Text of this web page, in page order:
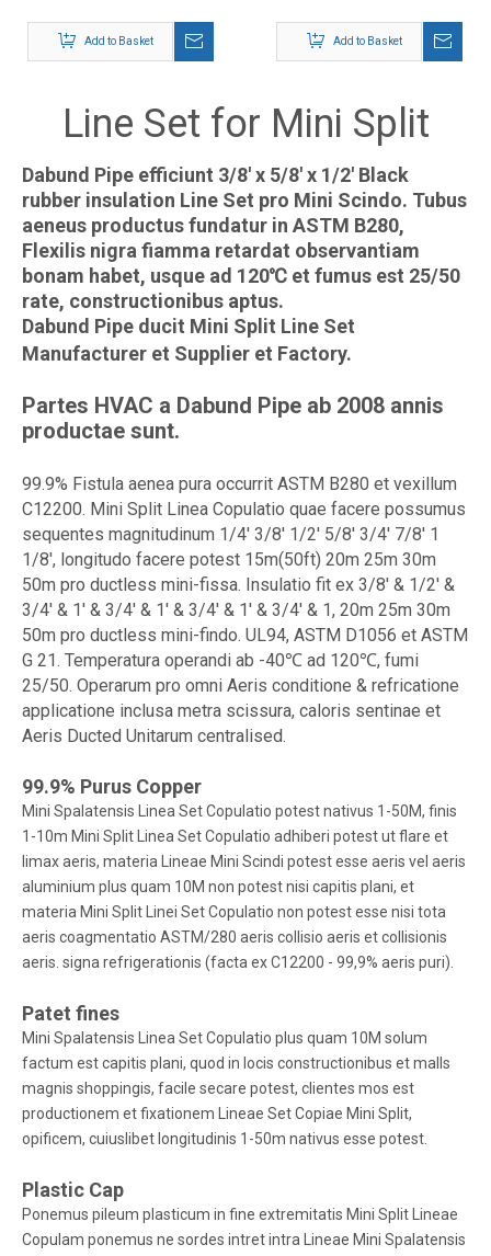
Add to Basket Add to Basket
Line Set for Mini Split
Dabund Pipe efficiunt 3/8' x 5/8' x 1/2' Black
rubber insulation Line Set pro Mini Scindo. Tubus
aeneus productus fundatur in ASTM B280,
Flexilis nigra fiamma retardat observantiam
bonam habet, usque ad 120℃ et fumus est 25/50
rate, constructionibus aptus.
Dabund Pipe ducit Mini Split Line Set
Manufacturer et Supplier et Factory.
Partes HVAC a Dabund Pipe ab 2008 annis
productae sunt.
99.9% Fistula aenea pura occurrit ASTM B280 et vexillum
C12200. Mini Split Linea Copulatio quae facere possumus
sequentes magnitudinum 1/4' 3/8' 1/2' 5/8' 3/4' 7/8' 1
1/8', longitudo facere potest 15m(50ft) 20m 25m 30m
50m pro ductless mini-fissa. Insulatio fit ex 3/8' & 1/2' &
3/4' & 1' & 3/4' & 1' & 3/4' & 1' & 3/4' & 1, 20m 25m 30m
50m pro ductless mini-findo. UL94, ASTM D1056 et ASTM
G 21. Temperatura operandi ab -40℃ ad 120℃, fumi
25/50. Operarum pro omni Aeris conditione & refricatione
applicatione inclusa metra scissura, caloris sentinae et
Aeris Ducted Unitarum centralised.
99.9% Purus Copper
Mini Spalatensis Linea Set Copulatio potest nativus 1-50M, finis
1-10m Mini Split Linea Set Copulatio adhiberi potest ut flare et
limax aeris, materia Lineae Mini Scindi potest esse aeris vel aeris
aluminium plus quam 10M non potest nisi capitis plani, et
materia Mini Split Linei Set Copulatio non potest esse nisi tota
aeris coagmentatio ASTM/280 aeris collisio aeris et collisionis
aeris. signa refrigerationis (facta ex C12200 - 99,9% aeris puri).
Patet fines
Mini Spalatensis Linea Set Copulatio plus quam 10M solum
factum est capitis plani, quod in locis constructionibus et malls
magnis shoppingis, facile secare potest, clientes mos est
productionem et fixationem Lineae Set Copiae Mini Split,
opificem, cuiuslibet longitudinis 1-50m nativus esse potest.
Plastic Cap
Ponemus pileum plasticum in fine extremitatis Mini Split Lineae
Copulam ponemus ne sordes intret intra Lineae Mini Spalatensis